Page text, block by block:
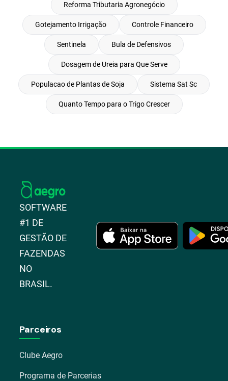
Reforma Tributaria Agronegócio
Gotejamento Irrigação Controle Financeiro
Sentinela Bula de Defensivos
Dosagem de Ureia para Que Serve
Populacao de Plantas de Soja Sistema Sat Sc
Quanto Tempo para o Trigo Crescer
SOFTWARE
#1 DE
GESTÃO DE
FAZENDAS
NO
BRASIL.
Parceiros
Clube Aegro
Programa de Parcerias